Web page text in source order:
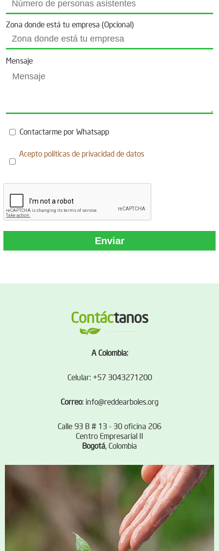
Zona donde está tu empresa (Opcional)
Mensaje
Contactarme por Whatsapp
Acepto políticas de privacidad de datos
Contáctanos
A Colombia:
Celular: +57 3043271200
Correo: info@reddearboles.org
Calle 93 B # 13 - 30 oficina 206
Centro Empresarial II
Bogotá, Colombia